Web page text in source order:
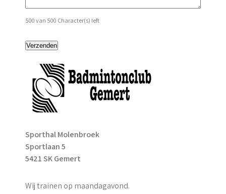
500 van 500 Character(s) left
Sporthal Molenbroek
Sportlaan 5
5421 SK Gemert
Wij trainen op maandagavond.